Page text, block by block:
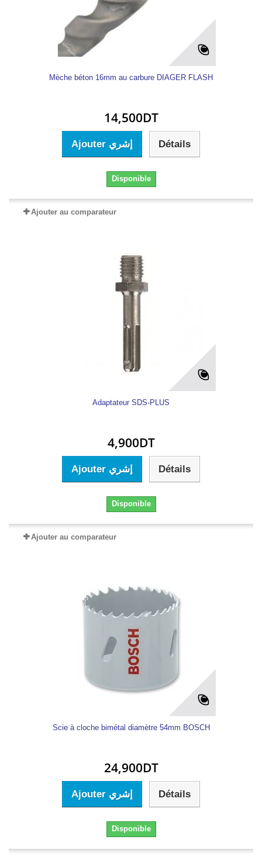
Mèche béton 16mm au carbure DIAGER FLASH
14,500DT
Ajouter إشري Détails
Disponible
Ajouter au comparateur
Adaptateur SDS-PLUS
4,900DT
Ajouter إشري Détails
Disponible
Ajouter au comparateur
Scie à cloche bimétal diamètre 54mm BOSCH
24,900DT
Ajouter إشري Détails
Disponible